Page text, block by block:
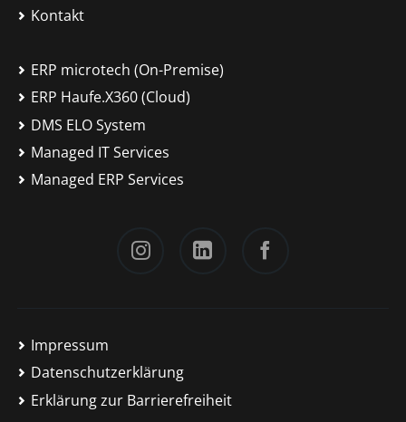
Kontakt
ERP microtech (On-Premise)
ERP Haufe.X360 (Cloud)
DMS ELO System
Managed IT Services
Managed ERP Services
Impressum
Datenschutzerklärung
Erklärung zur Barrierefreiheit